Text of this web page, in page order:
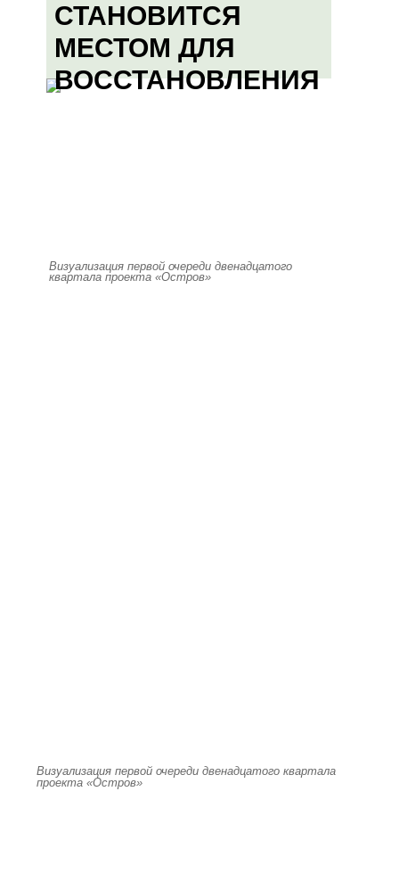
СТАНОВИТСЯ
МЕСТОМ ДЛЯ
ВОССТАНОВЛЕНИЯ
Визуализация первой очереди двенадцатого
квартала проекта «Остров»
Визуализация первой очереди двенадцатого квартала
проекта «Остров»